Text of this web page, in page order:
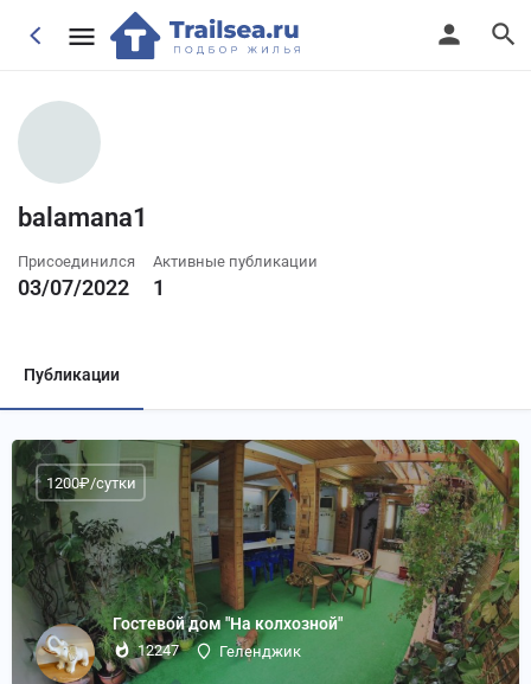
balamana1
Присоединился
03/07/2022
Активные публикации
1
Публикации
Гостевой дом "На колхозной"
12247 Геленджик
1200₽/сутки